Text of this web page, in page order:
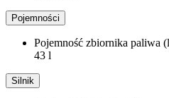
Pojemności
Pojemność zbiornika paliwa
43 l
Silnik